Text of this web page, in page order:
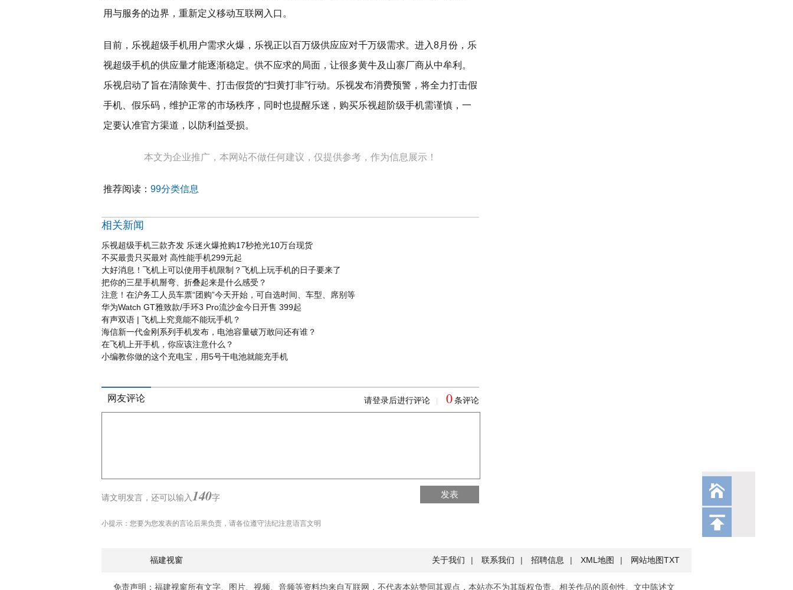
用与服务的边界，重新定义移动互联网入口。
目前，乐视超级手机用户需求火爆，乐视正以百万级供应应对千万级需求。进入8月份，乐
视超级手机的供应量才能逐渐稳定。供不应求的局面，让很多黄牛及山寨厂商从中牟利。
乐视启动了旨在清除黄牛、打击假货的“扫黄打非”行动。乐视发布消费预警，将全力打击假
手机、假乐码，维护正常的市场秩序，同时也提醒乐迷，购买乐视超阶级手机需谨慎，一
定要认准官方渠道，以防利益受损。
本文为企业推广，本网站不做任何建议，仅提供参考，作为信息展示！
推荐阅读： 99分类信息
相关新闻
乐视超级手机三款齐发 乐迷火爆抢购17秒抢光10万台现货
不买最贵只买最对 高性能手机299元起
大好消息！飞机上可以使用手机限制？飞机上玩手机的日子要来了
把你的三星手机掰弯、折叠起来是什么感受？
注意！在沪务工人员车票“团购”今天开始，可自选时间、车型、席别等
华为Watch GT雅致款/手环3 Pro流沙金今日开售 399起
有声双语 | 飞机上究竟能不能玩手机？
海信新一代金刚系列手机发布，电池容量破万敢问还有谁？
在飞机上开手机，你应该注意什么？
小编教你做的这个充电宝，用5号干电池就能充手机
网友评论 请登录后进行评论 0条评论
请文明发言， 还可以输入140字 发表
小提示：您要为您发表的言论后果负责，请各位遵守法纪注意语言文明
回到首页
福建视窗 关于我们 | 联系我们 | 招聘信息 | XML地图 | 网站地图TXT
免责声明：福建视窗所有文字、图片、视频、音频等资料均来自互联网，不代表本站赞同其观点，本站亦不为其版权负责。相关作品的原创性、文中陈述文